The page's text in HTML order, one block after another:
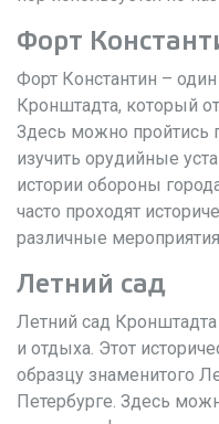
Форт
Форт Константин –
Кронштадта, который
Здесь можно пройтись
изучить орудийные
истории обороны
часто проходят
различные
Летний сад
Летний сад
и отдыха. Этот
образцу знаменитого
Петербурге. Здесь